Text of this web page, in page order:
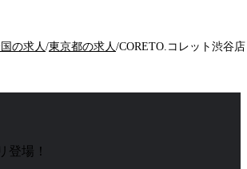
の求人/東京都の求人 /
登場！